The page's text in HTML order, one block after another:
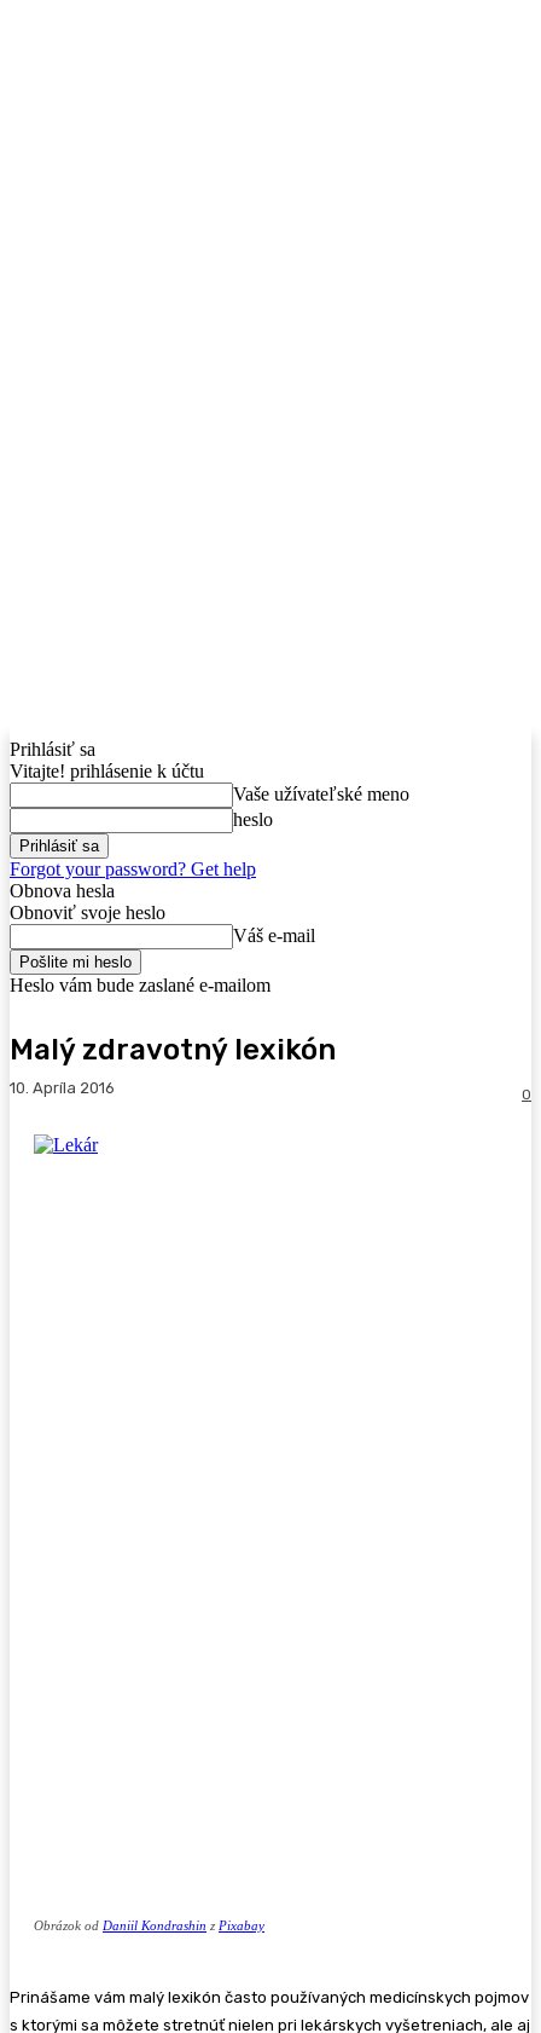
Prihlásiť sa
Vitajte! prihlásenie k účtu
Vaše užívateľské meno
heslo
Forgot your password? Get help
Obnova hesla
Obnoviť svoje heslo
Váš e-mail
Heslo vám bude zaslané e-mailom
Malý zdravotný lexikón
10. Apríla 2016 0
Obrázok od Daniil Kondrashin z Pixabay
Prinášame vám malý lexikón často používaných medicínskych pojmov
s ktorými sa môžete stretnúť nielen pri lekárskych vyšetreniach, ale aj